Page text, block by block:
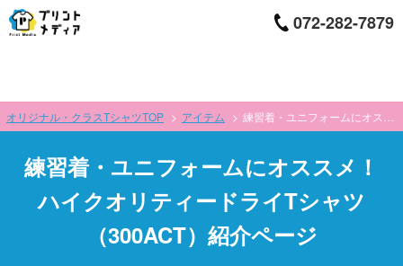
072-282-7879
オリジナル・クラスTシャツTOP アイテム
練習着・ユニフォームにオススメ！
ハイクオリティードライTシャツ
（300ACT）紹介ページ